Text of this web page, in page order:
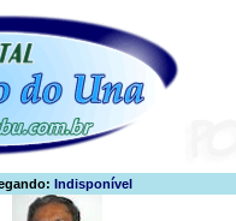
Indisponível